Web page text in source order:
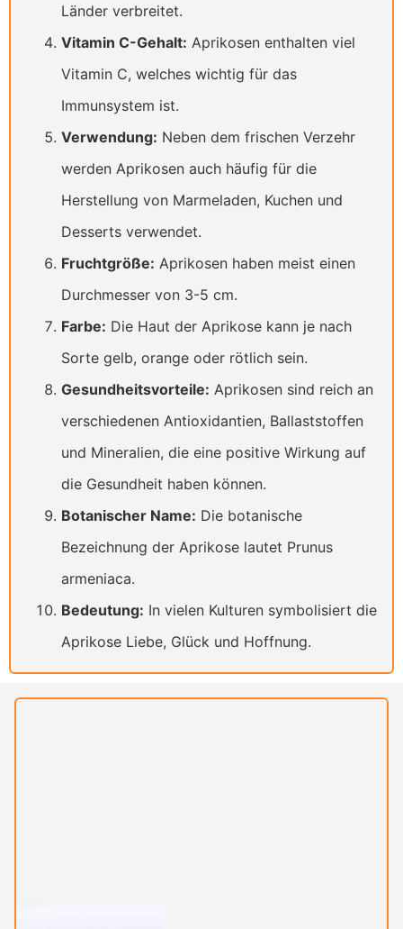
Länder verbreitet.
Vitamin C-Gehalt: Aprikosen enthalten viel
Vitamin C, welches wichtig für das
Immunsystem ist.
Verwendung: Neben dem frischen Verzehr
werden Aprikosen auch häufig für die
Herstellung von Marmeladen, Kuchen und
Desserts verwendet.
Fruchtgröße: Aprikosen haben meist einen
Durchmesser von 3-5 cm.
Farbe: Die Haut der Aprikose kann je nach
Sorte gelb, orange oder rötlich sein.
Gesundheitsvorteile: Aprikosen sind reich an
verschiedenen Antioxidantien, Ballaststoffen
und Mineralien, die eine positive Wirkung auf
die Gesundheit haben können.
Botanischer Name: Die botanische
Bezeichnung der Aprikose lautet Prunus
armeniaca.
Bedeutung: In vielen Kulturen symbolisiert die
Aprikose Liebe, Glück und Hoffnung.